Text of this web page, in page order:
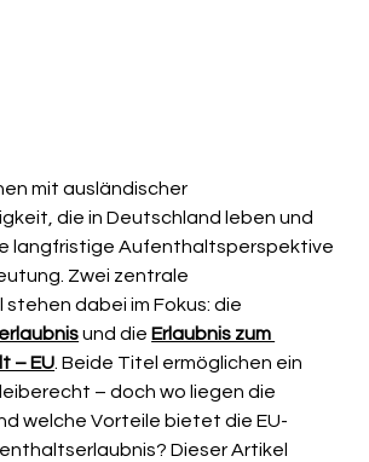
mit ausländischer
die in Deutschland leben und
langfristige Aufenthaltsperspektive
Zwei zentrale
dabei im Fokus: die
und die Erlaubnis zum
– EU . Beide Titel ermöglichen ein
– doch wo liegen die
welche Vorteile bietet die EU-
Dieser Artikel